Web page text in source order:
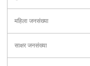
महिला जनसंख्या
साक्षर जनसंख्या